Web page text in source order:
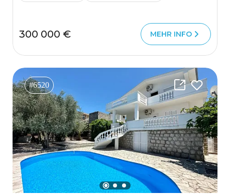
300 000 € MEHR INFO
#6520